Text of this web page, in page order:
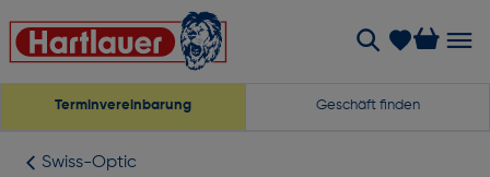
Terminvereinbarung Geschäft finden
Swiss-Optic